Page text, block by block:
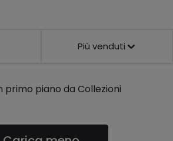
Più venduti
primo piano da Collezioni